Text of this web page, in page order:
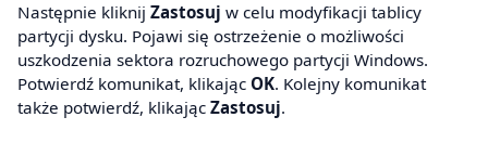
Następnie kliknij Zastosuj w celu modyfikacji tablicy
partycji dysku. Pojawi się ostrzeżenie o możliwości
uszkodzenia sektora rozruchowego partycji Windows.
Potwierdź komunikat, klikając OK. Kolejny komunikat
także potwierdź, klikając Zastosuj.